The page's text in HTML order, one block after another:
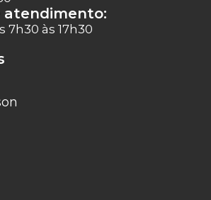
atendimento:
7h30 às 17h30